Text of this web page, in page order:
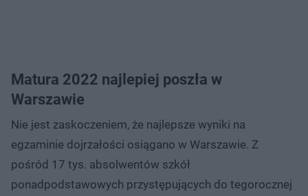
Matura 2022 najlepiej poszła w
Warszawie
Nie jest zaskoczeniem, że najlepsze wyniki na
egzaminie dojrzałości osiągano w Warszawie. Z
pośród 17 tys. absolwentów szkół
ponadpodstawowych przystępujących do tegorocznej